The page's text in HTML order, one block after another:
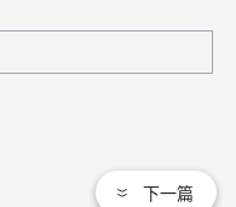
下一篇